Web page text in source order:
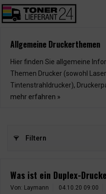
Allgemeine Druckerthemen
Hier finden Sie allgemeine
Themen Drucker (sowohl
Tintenstrahldrucker),
mehr erfahren »
Filtern
Was ist ein Duplex-
Von: Laymann 04.10.20 09:00